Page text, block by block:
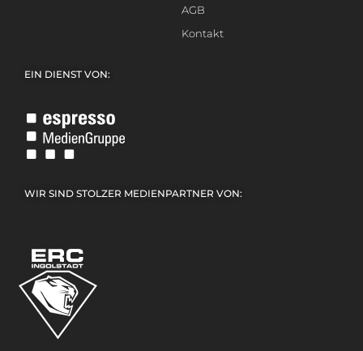
AGB
Kontakt
EIN DIENST VON:
WIR SIND STOLZER MEDIENPARTNER VON: